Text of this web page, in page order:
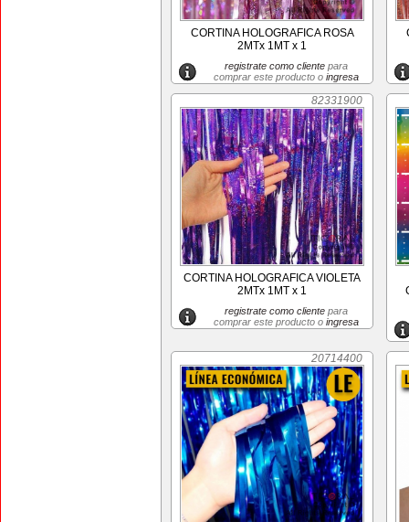
CORTINA HOLOGRAFICA ROSA
2MTx 1MT x 1
registrate como clientepara
comprar este producto o ingresa
82331900
CORTINA HOLOGRAFICA VIOLETA
2MTx 1MT x 1
registrate como clientepara
comprar este producto o ingresa
20714400